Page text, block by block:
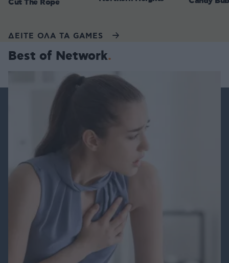
Cut The Rope
ΔΕΙΤΕ ΟΛΑ ΤΑ GAMES
Best of Network